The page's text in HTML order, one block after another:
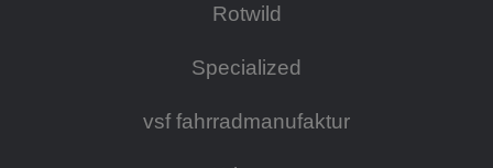
Rotwild
Specialized
vsf fahrradmanufaktur